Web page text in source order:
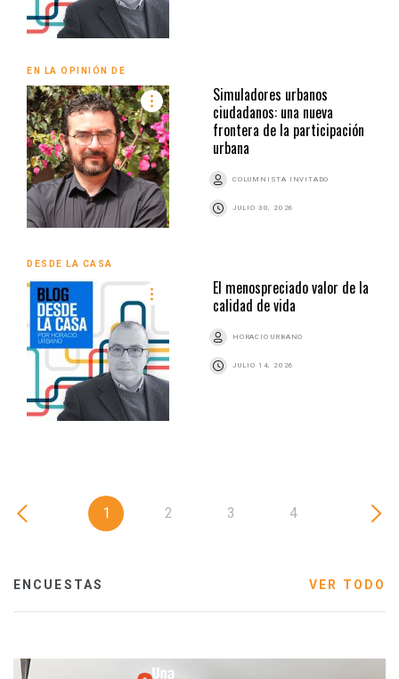
EN LA OPINIÓN DE
Simuladores urbanos
ciudadanos: una nueva
frontera de la participación
urbana
COLUMNISTA INVITADO
JULIO 30, 2026
DESDE LA CASA
El menospreciado valor de la
calidad de vida
HORACIO URBANO
JULIO 14, 2026
1 2 3 4
ENCUESTAS VER TODO